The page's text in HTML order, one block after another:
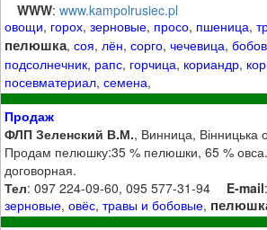
WWW:www.kampolrusiec.pl
овощи, горох,зерновые, просо, пшеница,
пелюшка,соя,лён,сорго,чечевица,
подсолнечник, рапс, горчица, кориандр,
посевматериал,семена,
Продаж
ФЛП Зеленский В.М., Винница, Вінницька
Продам пелюшку:35 % пелюшки, 65 %
договорная.
Тел: 097 224-09-60, 095 577-31-94 E-mail
зерновые,овёс,травы и бобовые,